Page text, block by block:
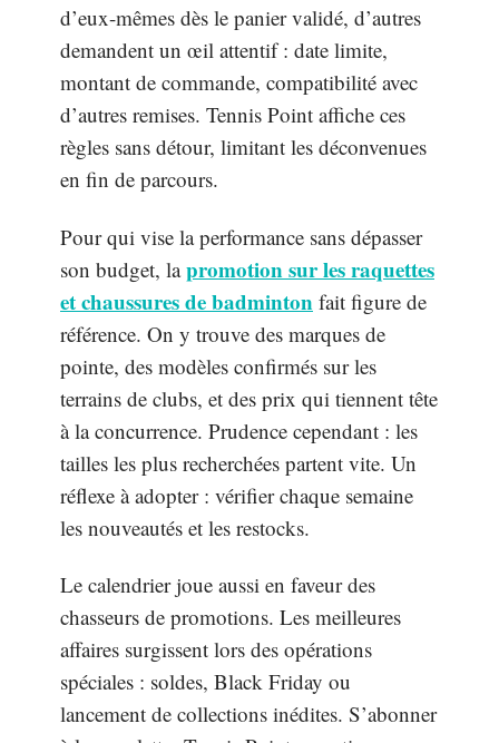
d’eux-mêmes dès le panier validé, d’autres
demandent un œil attentif : date limite,
montant de commande, compatibilité avec
d’autres remises. Tennis Point affiche ces
règles sans détour, limitant les déconvenues
en fin de parcours.
Pour qui vise la performance sans dépasser
son budget, lapromotion sur les raquettes
et chaussures de badminton fait figure de
référence. On y trouve des marques de
pointe, des modèles confirmés sur les
terrains de clubs, et des prix qui tiennent tête
à la concurrence. Prudence cependant : les
tailles les plus recherchées partent vite. Un
réflexe à adopter : vérifier chaque semaine
les nouveautés et les restocks.
Le calendrier joue aussi en faveur des
chasseurs de promotions. Les meilleures
affaires surgissent lors des opérations
spéciales : soldes, Black Friday ou
lancement de collections inédites. S’abonner